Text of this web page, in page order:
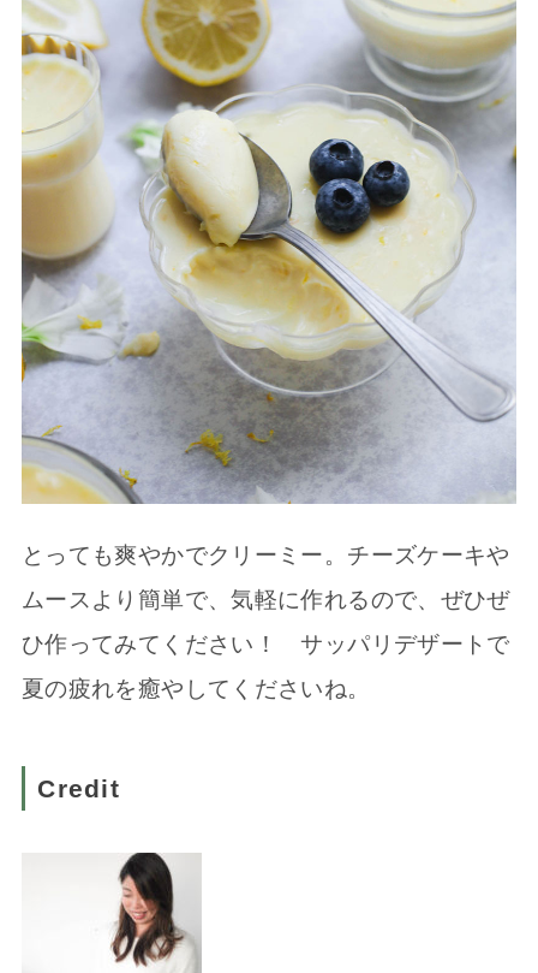
とっても爽やかでクリーミー。チーズケーキや
ムースより簡単で、気軽に作れるので、ぜひぜ
ひ作ってみてください！ サッパリデザートで
夏の疲れを癒やしてくださいね。
Credit